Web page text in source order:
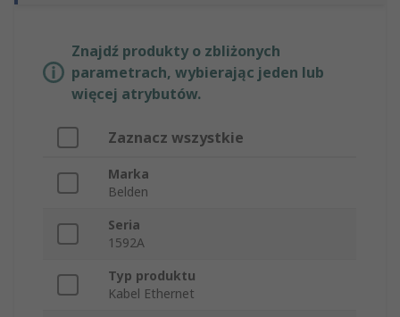
Znajdź produkty o zbliżonych
parametrach, wybierając jeden lub
więcej atrybutów.
Zaznacz wszystkie
Marka
Belden
Seria
1592A
Typ produktu
Kabel Ethernet